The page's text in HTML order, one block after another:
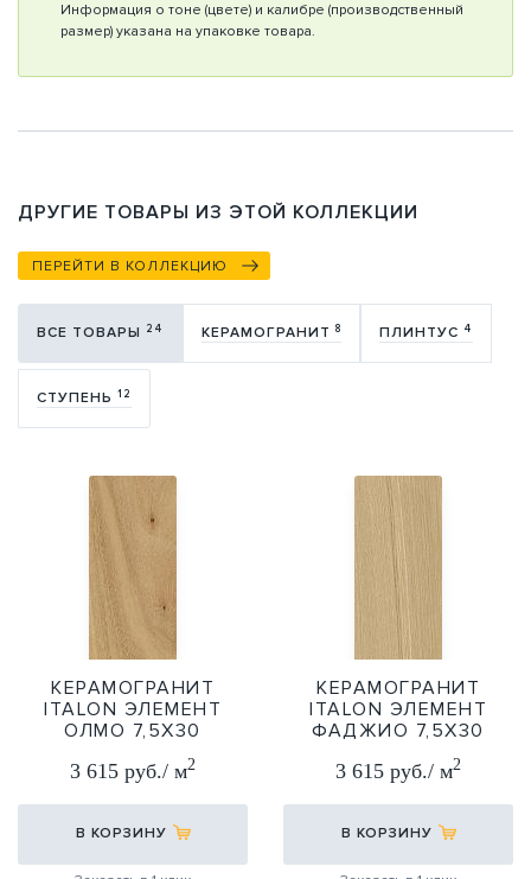
Информация о тоне (цвете) и калибре (производственный
размер) указана на упаковке товара.
ДРУГИЕ ТОВАРЫ ИЗ ЭТОЙ КОЛЛЕКЦИИ
ПЕРЕЙТИ В КОЛЛЕКЦИЮ
ВСЕ ТОВАРЫ 24 КЕРАМОГРАНИТ 8 ПЛИНТУС 4
СТУПЕНЬ 12
КЕРАМОГРАНИТ
ITALON ЭЛЕМЕНТ
ОЛМО 7,5Х30
3 615 руб./ м2
В КОРЗИНУ
КЕРАМОГРАНИТ
ITALON ЭЛЕМЕНТ
ФАДЖИО 7,5Х30
3 615 руб./ м2
В КОРЗИНУ